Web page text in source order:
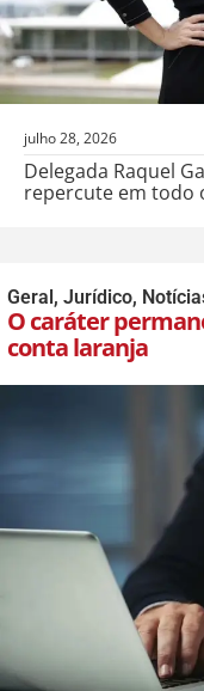
julho 28, 2026
Delegada Raquel
repercute em todo
Geral, Jurídico,
O caráter
conta laranja